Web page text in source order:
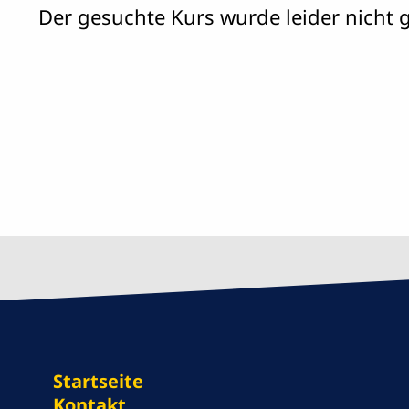
Der gesuchte Kurs wurde leider nicht
Startseite